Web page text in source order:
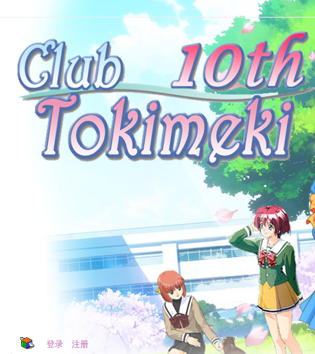
登录 注册